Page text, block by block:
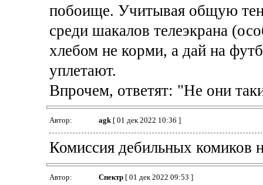
побоище. Учитывая общую
среди шакалов телеэкрана
хлебом не корми, а дай на
уплетают.
Впрочем, ответят: "Не они
Автор: agk[ 01 дек 2022 10:36 ]
Комиссия дебильных комиков
Автор: Спектр[ 01 дек 2022 09:53 ]